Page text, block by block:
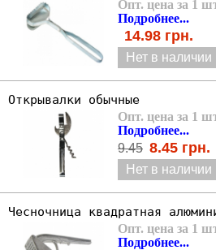
Опт. цена за 1
Подробнее...
14.98 грн.
Нет в наличии
Открывалки обычные
Опт. цена за 1
Подробнее...
9.45 8.45 грн.
Нет в наличии
Чесночница квадратная
Опт. цена за 1
Подробнее...